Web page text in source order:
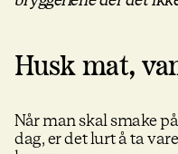
Husk mat,
Når man skal smake
dag, er det lurt å ta